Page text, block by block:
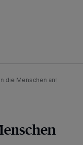
die Menschen an!